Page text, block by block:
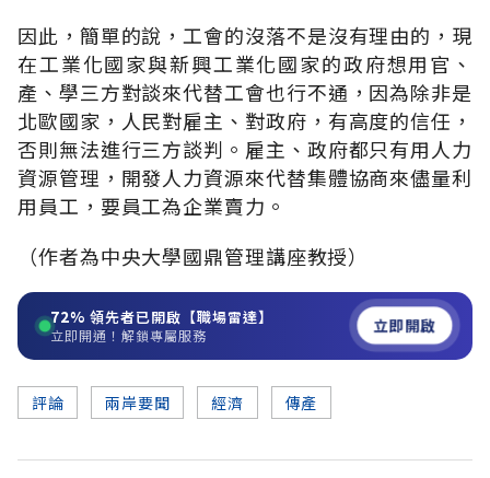
因此，簡單的說，工會的沒落不是沒有理由的，現
在工業化國家與新興工業化國家的政府想用官、
產、學三方對談來代替工會也行不通，因為除非是
北歐國家，人民對雇主、對政府，有高度的信任，
否則無法進行三方談判。雇主、政府都只有用人力
資源管理，開發人力資源來代替集體協商來儘量利
用員工，要員工為企業賣力。
（作者為中央大學國鼎管理講座教授）
72% 領先者已開啟【職場雷達】
立即開通！解鎖專屬服務 立即開啟
評論 兩岸要聞 經濟 傳產